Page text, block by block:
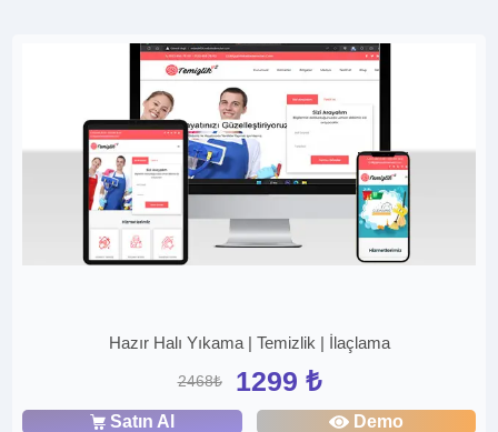
Hazır Halı Yıkama | Temizlik | İlaçlama
2468₺ 1299 ₺
Satın Al Demo